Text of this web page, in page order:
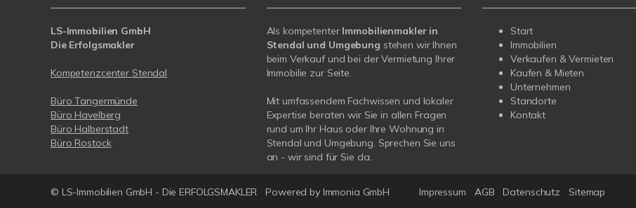
LS-Immobilien GmbH
Die Erfolgsmakler
Kompetenzcenter Stendal
Büro Tangermünde
Büro Havelberg
Büro Halberstadt
Büro Rostock
Als kompetenter Immobilienmakler in
Stendal und Umgebung stehen wir Ihnen
beim Verkauf und bei der Vermietung Ihrer
Immobilie zur Seite.
Mit umfassendem Fachwissen und lokaler
Expertise beraten wir Sie in allen Fragen
rund um Ihr Haus oder Ihre Wohnung in
Stendal und Umgebung. Sprechen Sie uns
an - wir sind für Sie da.
Start
Immobilien
Verkaufen & Vermieten
Kaufen & Mieten
Unternehmen
Standorte
Kontakt
© LS-Immobilien GmbH - Die ERFOLGSMAKLER Powered by Immonia GmbH Impressum AGB Datenschutz Sitemap